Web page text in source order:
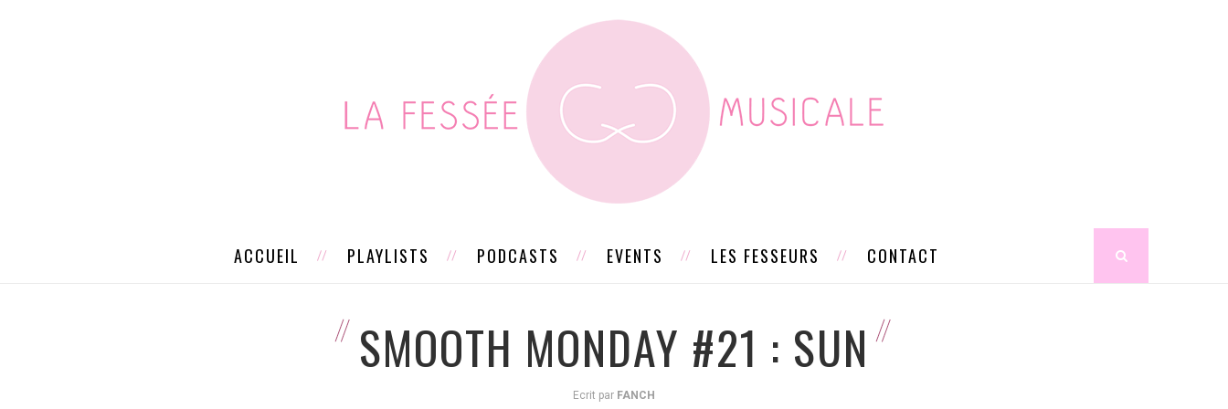
ACCUEIL PLAYLISTS PODCASTS EVENTS LES FESSEURS CONTACT
SMOOTH MONDAY #21 : SUN
Ecrit par FANCH